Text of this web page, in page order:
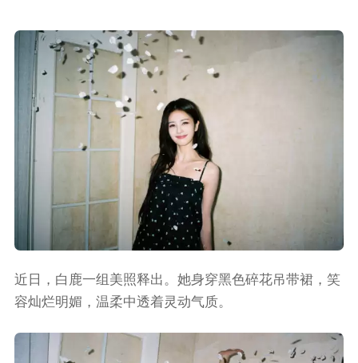
近日，白鹿一组美照释出。她身穿黑色碎花吊带裙，笑
容灿烂明媚，温柔中透着灵动气质。